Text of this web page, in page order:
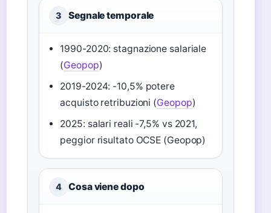
3 Segnale temporale
1990-2020: stagnazione salariale
(Geopop)
2019-2024: -10,5% potere
acquisto retribuzioni (Geopop)
2025: salari reali -7,5% vs 2021,
peggior risultato OCSE (Geopop)
4 Cosa viene dopo